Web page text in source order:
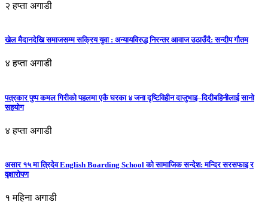
२ हप्ता अगाडी
खेल मैदानदेखि समाजसम्म सक्रिय युवा : अन्यायविरुद्ध निरन्तर आवाज उठाउँदै: सन्दीप गौतम
४ हप्ता अगाडी
पत्रकार पुष्प कमल गिरीको पहलमा एकै घरका ४ जना दृष्टिविहीन दाजुभाइ–दिदीबहिनीलाई सानो
सहयोग
४ हप्ता अगाडी
असार १५ मा त्रिदेव English Boarding School को सामाजिक सन्देश: मन्दिर सरसफाइ र
वृक्षारोपण
१ महिना अगाडी